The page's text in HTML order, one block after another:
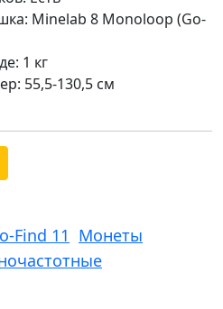
Minelab 8 Monoloop (Go-
1 кг
55,5-130,5 см
Find 11 Монеты